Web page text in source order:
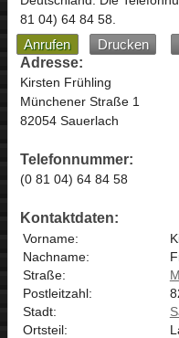
81 04) 64 84 58.
Anrufen Drucken
Adresse:
Kirsten Frühling
Münchener Straße 1
82054 Sauerlach
Telefonnummer:
(0 81 04) 64 84 58
Kontaktdaten:
Vorname:
Nachname:
Straße:
Postleitzahl:
Stadt:
Ortsteil: